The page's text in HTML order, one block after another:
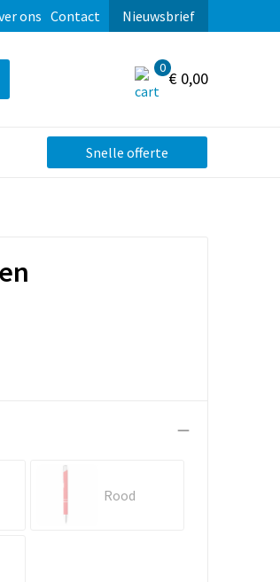
ons Contact Nieuwsbrief
0
€ 0,00
Snelle offerte
Rood